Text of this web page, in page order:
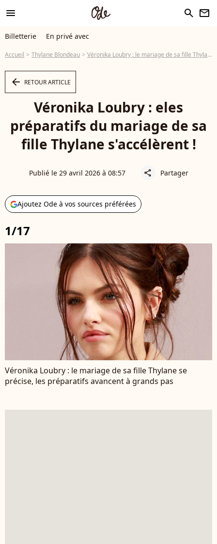
menu search newsletter
Billetterie En privé avec
Accueil Thylane Blondeau Véronika Loubry : le mariage de sa fille Thylane se précise, les préparatifs avancent à grands pas
arrow_left RETOUR ARTICLE
Véronika Loubry : eles
préparatifs du mariage de sa
fille Thylane s'accélèrent !
Publié le 29 avril 2026 à 08:57 share Partager
Ajoutez Ode à vos sources préférées
1/17
Véronika Loubry : le mariage de sa fille Thylane se
précise, les préparatifs avancent à grands pas